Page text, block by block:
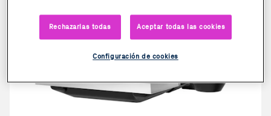
Rechazarlas todas Aceptar todas las cookies
Configuración de cookies